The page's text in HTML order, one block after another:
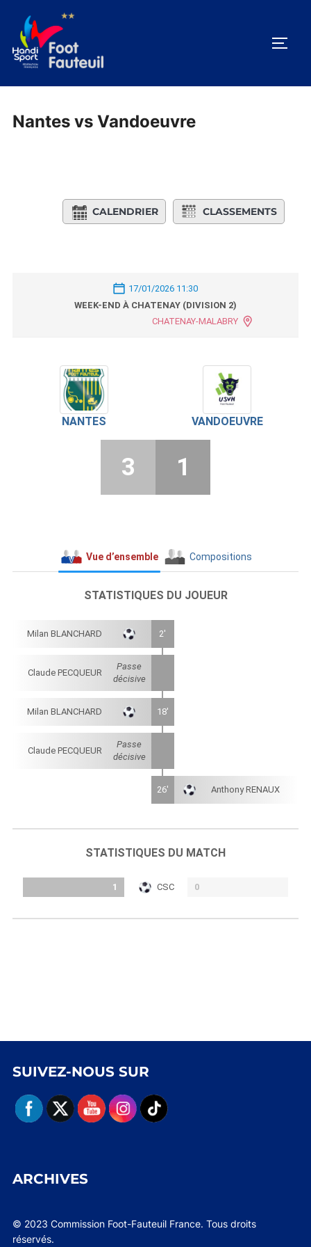
contenu
Nantes vs Vandoeuvre
CALENDRIER CLASSEMENTS
17/01/2026 11:30
WEEK-END À CHATENAY (DIVISION 2)
CHATENAY-MALABRY
NANTES VANDOEUVRE
3 1
Vue d’ensemble Compositions
STATISTIQUES DU JOUEUR
Milan BLANCHARD 2'
Claude PECQUEUR
Passe
décisive
Milan BLANCHARD 18'
Claude PECQUEUR
Passe
décisive
26' Anthony RENAUX
STATISTIQUES DU MATCH
1 CSC 0
SUIVEZ-NOUS SUR
ARCHIVES
© 2023 Commission Foot-Fauteuil France. Tous droits
réservés.